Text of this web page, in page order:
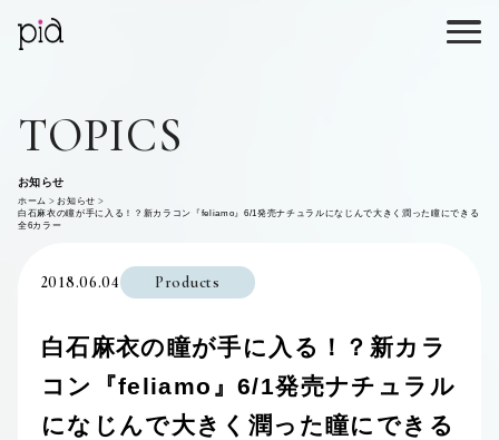
TOPICS
お知らせ
ホーム
お知らせ
白石麻衣の瞳が手に入る！？新カラコン『feliamo』6/1発売ナチュラルになじんで大きく潤った瞳にできる
全6カラー
2018.06.04 Products
白石麻衣の瞳が手に入る！？新カラ
コン『feliamo』6/1発売ナチュラル
になじんで大きく潤った瞳にできる